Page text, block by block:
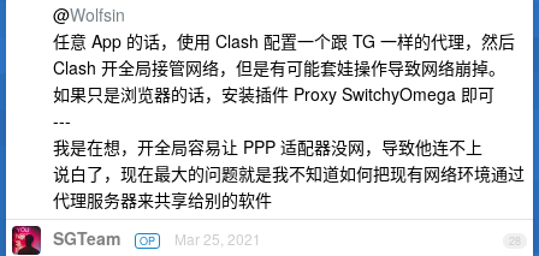
@Wolfsin
任意 App 的话，使用 Clash 配置一个跟 TG 一样的代理，然后
Clash 开全局接管网络，但是有可能套娃操作导致网络崩掉。
如果只是浏览器的话，安装插件 Proxy SwitchyOmega 即可
---
我是在想，开全局容易让 PPP 适配器没网，导致他连不上
说白了，现在最大的问题就是我不知道如何把现有网络环境通过
代理服务器来共享给别的软件
28
SGTeam OP Mar 25, 2021